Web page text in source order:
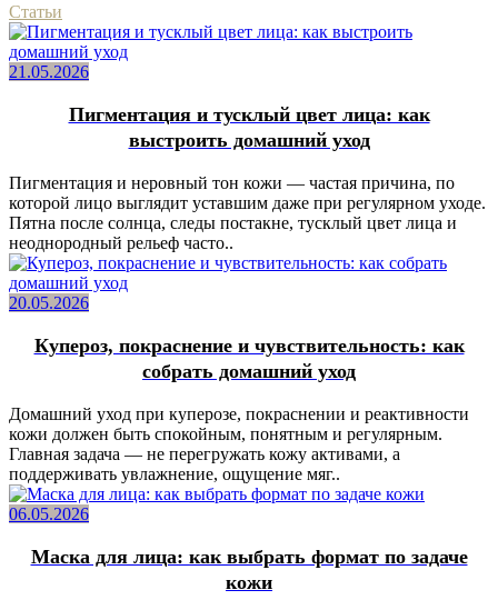
Статьи
21.05.2026
Пигментация и тусклый цвет лица: как
выстроить домашний уход
Пигментация и неровный тон кожи — частая причина, по
которой лицо выглядит уставшим даже при регулярном уходе.
Пятна после солнца, следы постакне, тусклый цвет лица и
неоднородный рельеф часто..
20.05.2026
Купероз, покраснение и чувствительность: как
собрать домашний уход
Домашний уход при куперозе, покраснении и реактивности
кожи должен быть спокойным, понятным и регулярным.
Главная задача — не перегружать кожу активами, а
поддерживать увлажнение, ощущение мяг..
06.05.2026
Маска для лица: как выбрать формат по задаче
кожи